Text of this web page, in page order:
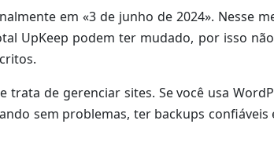
em «3 de junho de 2024». Nesse
UpKeep podem ter mudado, por isso
trata de gerenciar sites. Se você usa
sem problemas, ter backups confiáveis